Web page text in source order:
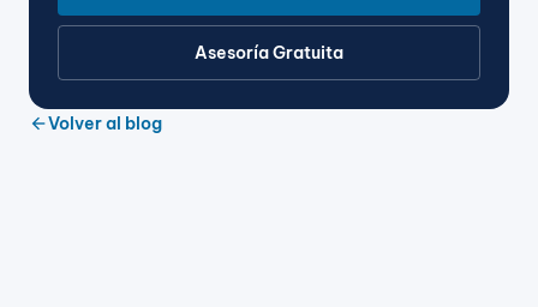
Asesoría Gratuita
arrow_backVolver al blog